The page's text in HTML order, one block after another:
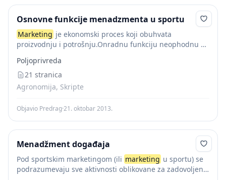
Osnovne funkcije menadzmenta u sportu
Marketing je ekonomski proces koji obuhvata
proizvodnju i potrošnju.Onradnu funkciju neophodnu za
tržišta. Marketing
disciplina.Marketing
Poljoprivreda
21 stranica
Agronomija, Skripte
Objavio Predrag·21. oktobar 2013.
Menadžment događaja
Pod sportskim marketingom (ili marketing u sportu) se
podrazumevaju sve aktivnosti oblikovane za zadovoljenje